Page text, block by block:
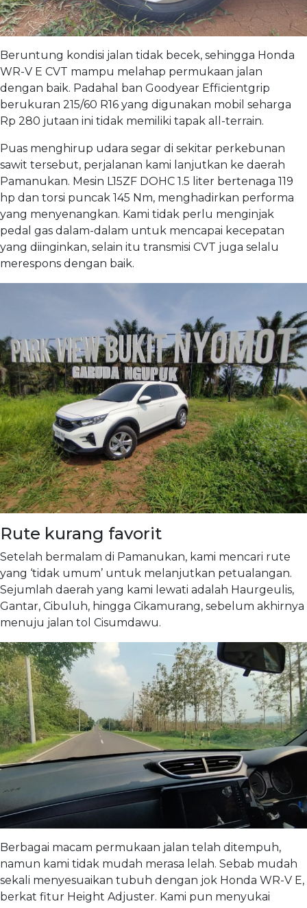
Beruntung kondisi jalan tidak becek, sehingga Honda
WR-V E CVT mampu melahap permukaan jalan
dengan baik. Padahal ban Goodyear Efficientgrip
berukuran 215/60 R16 yang digunakan mobil seharga
Rp 280 jutaan ini tidak memiliki tapak all-terrain.
Puas menghirup udara segar di sekitar perkebunan
sawit tersebut, perjalanan kami lanjutkan ke daerah
Pamanukan. Mesin L15ZF DOHC 1.5 liter bertenaga 119
hp dan torsi puncak 145 Nm, menghadirkan performa
yang menyenangkan. Kami tidak perlu menginjak
pedal gas dalam-dalam untuk mencapai kecepatan
yang diinginkan, selain itu transmisi CVT juga selalu
merespons dengan baik.
Rute kurang favorit
Setelah bermalam di Pamanukan, kami mencari rute
yang ‘tidak umum’ untuk melanjutkan petualangan.
Sejumlah daerah yang kami lewati adalah Haurgeulis,
Gantar, Cibuluh, hingga Cikamurang, sebelum akhirnya
menuju jalan tol Cisumdawu.
Berbagai macam permukaan jalan telah ditempuh,
namun kami tidak mudah merasa lelah. Sebab mudah
sekali menyesuaikan tubuh dengan jok Honda WR-V E,
berkat fitur Height Adjuster. Kami pun menyukai